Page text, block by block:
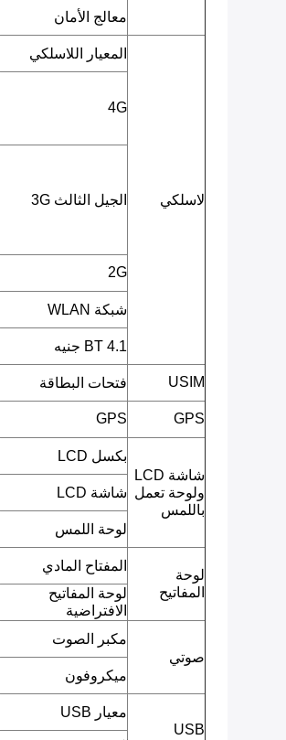
معالج الأمان
لاسلكي
المعيار اللاسلكي
4G
الجيل الثالث 3G
2G
شبكة WLAN
BT 4.1 جنيه
USIM فتحات البطاقة
GPS
GPS
شاشة LCD
ولوحة تعمل
باللمس
بكسل LCD
شاشة LCD
لوحة اللمس
لوحة
المفاتيح
المفتاح المادي
لوحة المفاتيح
الافتراضية
صوتي
مكبر الصوت
ميكروفون
USB
معيار USB